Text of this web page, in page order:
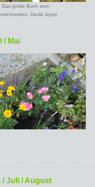
Das große Buch vom
David Joyce
/ Mai
/ Juli / August